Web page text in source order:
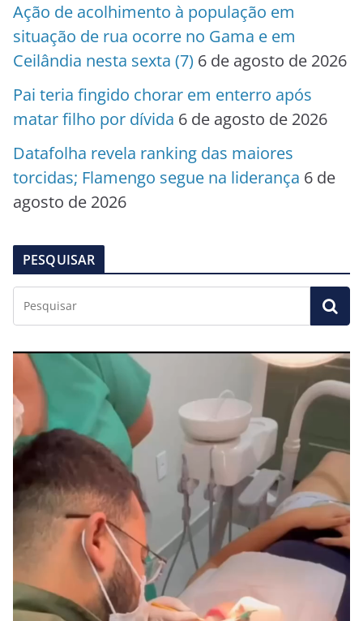
Ação de acolhimento à população em
situação de rua ocorre no Gama e em
Ceilândia nesta sexta (7) 6 de agosto de 2026
Pai teria fingido chorar em enterro após
matar filho por dívida 6 de agosto de 2026
Datafolha revela ranking das maiores
torcidas; Flamengo segue na liderança 6 de
agosto de 2026
PESQUISAR